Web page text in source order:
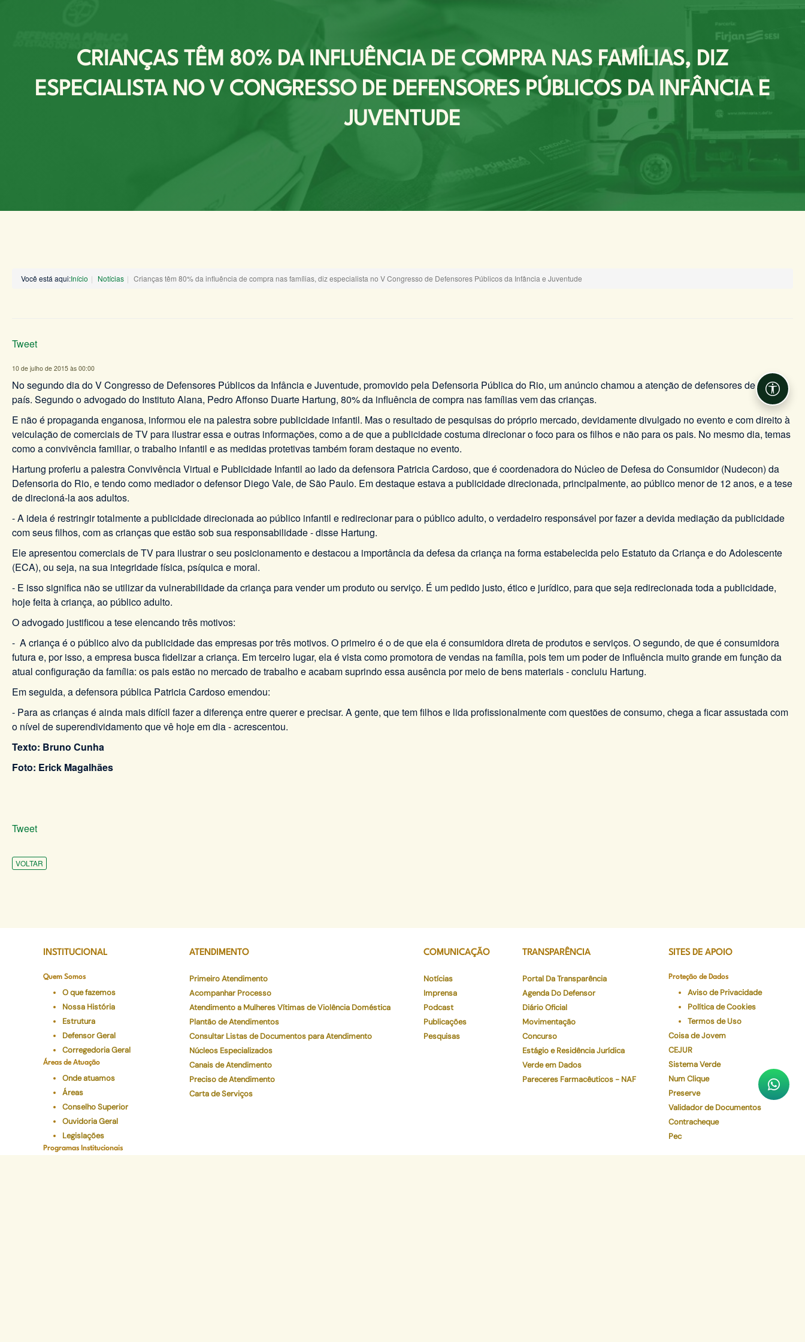
CRIANÇAS TÊM 80% DA INFLUÊNCIA DE COMPRA NAS FAMÍLIAS, DIZ
ESPECIALISTA NO V CONGRESSO DE DEFENSORES PÚBLICOS DA INFÂNCIA E
JUVENTUDE
Você está aqui:Início Notícias Crianças têm 80% da influência de compra nas famílias, diz especialista no V Congresso de Defensores Públicos da Infância e Juventude
Tweet
10 de julho de 2015 às 00:00
No segundo dia do V Congresso de Defensores Públicos da Infância e Juventude, promovido pela Defensoria Pública do Rio, um anúncio chamou a atenção de defensores de todo o
país. Segundo o advogado do Instituto Alana, Pedro Affonso Duarte Hartung, 80% da influência de compra nas famílias vem das crianças.
E não é propaganda enganosa, informou ele na palestra sobre publicidade infantil. Mas o resultado de pesquisas do próprio mercado, devidamente divulgado no evento e com direito à
veiculação de comerciais de TV para ilustrar essa e outras informações, como a de que a publicidade costuma direcionar o foco para os filhos e não para os pais. No mesmo dia, temas
como a convivência familiar, o trabalho infantil e as medidas protetivas também foram destaque no evento.
Hartung proferiu a palestra Convivência Virtual e Publicidade Infantil ao lado da defensora Patricia Cardoso, que é coordenadora do Núcleo de Defesa do Consumidor (Nudecon) da
Defensoria do Rio, e tendo como mediador o defensor Diego Vale, de São Paulo. Em destaque estava a publicidade direcionada, principalmente, ao público menor de 12 anos, e a tese
de direcioná-la aos adultos.
- A ideia é restringir totalmente a publicidade direcionada ao público infantil e redirecionar para o público adulto, o verdadeiro responsável por fazer a devida mediação da publicidade
com seus filhos, com as crianças que estão sob sua responsabilidade - disse Hartung.
Ele apresentou comerciais de TV para ilustrar o seu posicionamento e destacou a importância da defesa da criança na forma estabelecida pelo Estatuto da Criança e do Adolescente
(ECA), ou seja, na sua integridade física, psíquica e moral.
- E isso significa não se utilizar da vulnerabilidade da criança para vender um produto ou serviço. É um pedido justo, ético e jurídico, para que seja redirecionada toda a publicidade,
hoje feita à criança, ao público adulto.
O advogado justificou a tese elencando três motivos:
- A criança é o público alvo da publicidade das empresas por três motivos. O primeiro é o de que ela é consumidora direta de produtos e serviços. O segundo, de que é consumidora
futura e, por isso, a empresa busca fidelizar a criança. Em terceiro lugar, ela é vista como promotora de vendas na família, pois tem um poder de influência muito grande em função da
atual configuração da família: os pais estão no mercado de trabalho e acabam suprindo essa ausência por meio de bens materiais - concluiu Hartung.
Em seguida, a defensora pública Patricia Cardoso emendou:
- Para as crianças é ainda mais difícil fazer a diferença entre querer e precisar. A gente, que tem filhos e lida profissionalmente com questões de consumo, chega a ficar assustada com
o nível de superendividamento que vê hoje em dia - acrescentou.
Texto: Bruno Cunha
Foto: Erick Magalhães
Tweet
VOLTAR
INSTITUCIONAL
Quem Somos
O que fazemos
Nossa História
Estrutura
Defensor Geral
Corregedoria Geral
Áreas de Atuação
Onde atuamos
Áreas
Conselho Superior
Ouvidoria Geral
Legislações
Programas Institucionais
ATENDIMENTO
Primeiro Atendimento
Acompanhar Processo
Atendimento a Mulheres Vítimas de Violência Doméstica
Plantão de Atendimentos
Consultar Listas de Documentos para Atendimento
Núcleos Especializados
Canais de Atendimento
Preciso de Atendimento
Carta de Serviços
COMUNICAÇÃO
Notícias
Imprensa
Podcast
Publicações
Pesquisas
TRANSPARÊNCIA
Portal Da Transparência
Agenda Do Defensor
Diário Oficial
Movimentação
Concurso
Estágio e Residência Jurídica
Verde em Dados
Pareceres Farmacêuticos - NAF
SITES DE APOIO
Proteção de Dados
Aviso de Privacidade
Política de Cookies
Termos de Uso
Coisa de Jovem
CEJUR
Sistema Verde
Num Clique
Preserve
Validador de Documentos
Contracheque
Pec